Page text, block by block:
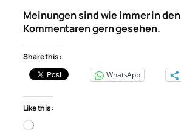
Meinungen sind wie immer in den
Kommentaren gern gesehen.
Share this:
WhatsApp
Like this:
Loading…